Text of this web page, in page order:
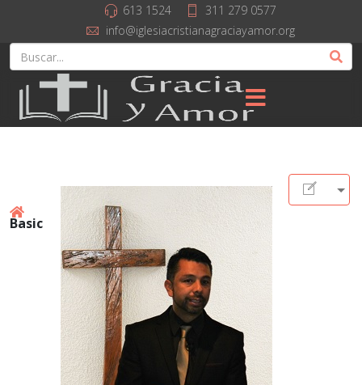
613 1524
311 279 0577
info@iglesiacristianagraciayamor.org
Basic